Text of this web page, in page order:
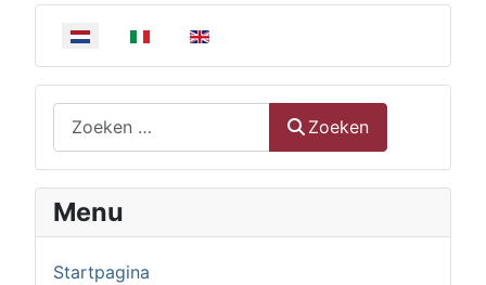
Selecteer de taal
Zoeken
Menu
Startpagina